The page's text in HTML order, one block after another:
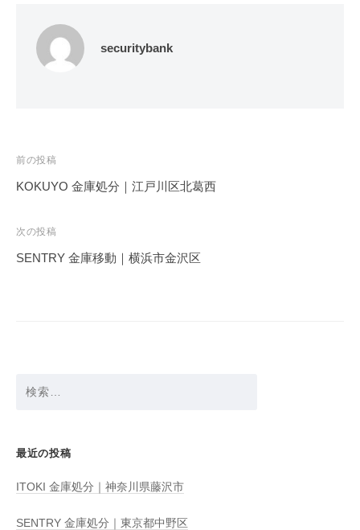
securitybank
投
稿
ビ
ゲ
前の投稿
KOKUYO 金庫処分｜江戸川区北葛西
次の投稿
SENTRY 金庫移動｜横浜市金沢区
最近の投稿
ITOKI 金庫処分｜神奈川県藤沢市
SENTRY 金庫処分｜東京都中野区